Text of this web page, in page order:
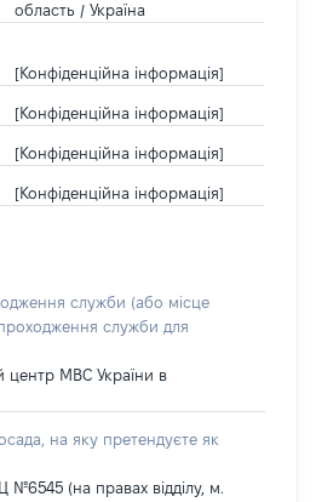
область / Україна
[Конфіденційна інформація]
[Конфіденційна інформація]
[Конфіденційна інформація]
[Конфіденційна інформація]
служби (або місце
служби для
центр МВС України в
на яку претендуєте як
№6545 (на правах відділу, м.